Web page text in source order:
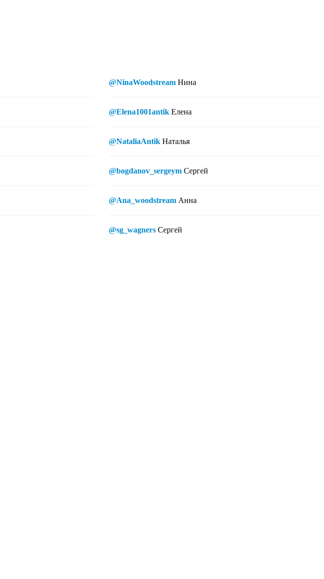
@NinaWoodstream Нина
@Elena1001antik Елена
@NataliaAntik Наталья
@bogdanov_sergeym Сергей
@Ana_woodstream Анна
@sg_wagners Сергей